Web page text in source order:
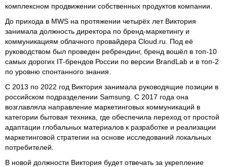
комплексном продвижении собственных продуктов компании.
До прихода в MWS на протяжении четырёх лет Виктория
занимала должность директора по бренд-маркетингу и
коммуникациям облачного провайдера Cloud.ru. Под её
руководством был проведен ребрендинг, бренд вошёл в топ-10
самых дорогих IT-брендов России по версии BrandLab и в топ-2
по уровню спонтанного знания.
С 2013 по 2022 год Виктория занимала руководящие позиции в
российском подразделении Samsung. С 2017 года она
возглавляла направление маркетинговых коммуникаций в
категории бытовая техника, где обеспечила переход от простой
адаптации глобальных материалов к разработке и реализации
маркетинговой стратегии на основе исследований локальных
потребителей.
В новой должности Виктория будет отвечать за укрепление